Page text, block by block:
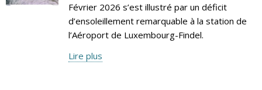
Février 2026 s’est illustré par un déficit
d’ensoleillement remarquable à la station de
l’Aéroport de Luxembourg-Findel.
Lire plus